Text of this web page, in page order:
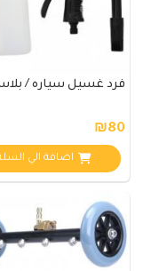
فرد غسيل سياره /
₪80
اضافة الي